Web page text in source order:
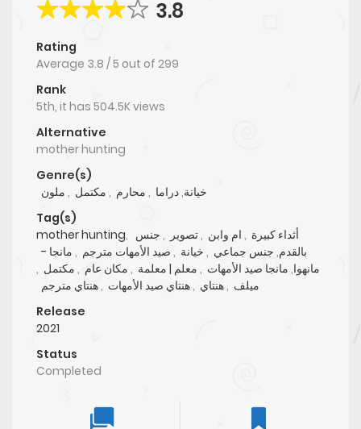
3.8
Rating
Average 3.8 /5 out of 299
Rank
5th, it has 504.5K views
Alternative
mother hunting
Genre(s)
خيانة,دراما , محارم , مكتمل , ملون
Tag(s)
mother hunting, أثداء كبيرة , ام وابن ,تصوير , جنس
بالقدم, جنس جماعي , خيانة , صيد الأمهات مترجم , مانجا -
مانهوا, مانجا صيد الأمهات , معلم | معلمة , مكان عام , مكتمل ,
ميلف ,هنتاي ,هنتاي صيد الأمهات ,هنتاي مترجم
Release
2021
Status
Completed